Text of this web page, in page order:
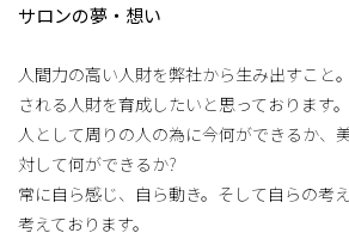
サロンの夢・想い
人間力の高い人財を弊社から生み出すこと
される人財を育成したいと思っております。
人として周りの人の為に今何ができるか、
対して何ができるか?
常に自ら感じ、自ら動き。そして自らの考
考えております。